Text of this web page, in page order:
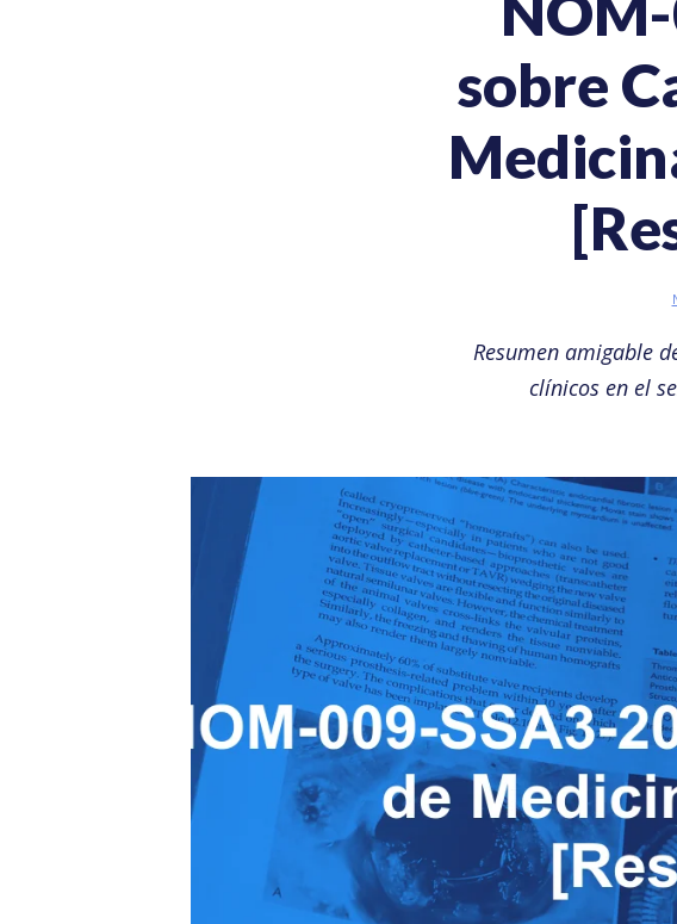
sobre
Resumen amigable
clínicos en el